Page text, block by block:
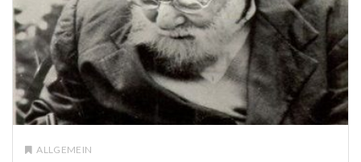
ALLGEMEIN